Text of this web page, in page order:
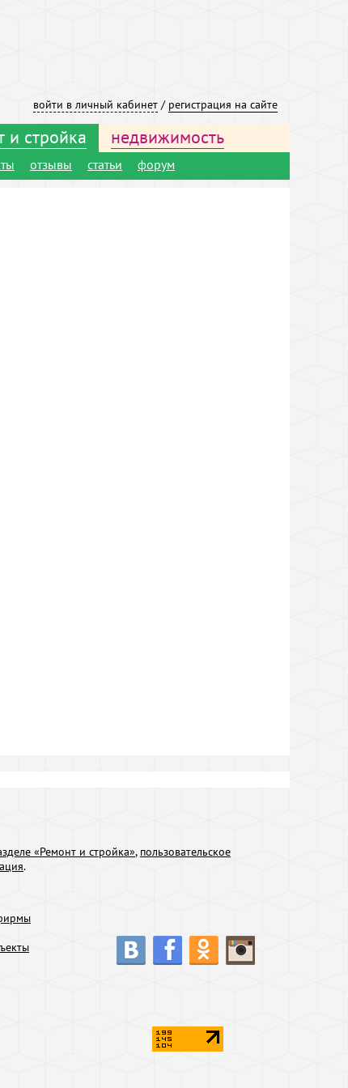
войти в личный кабинет / регистрация на сайте
и стройка недвижимость
отзывы статьи форум
«Ремонт и стройка», пользовательское
.